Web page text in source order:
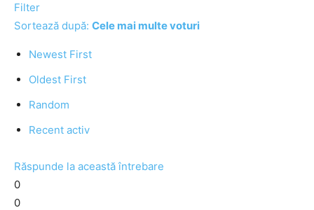
Filter
Sortează după: Cele mai multe voturi
Newest First
Oldest First
Random
Recent activ
Răspunde la această întrebare
0
0